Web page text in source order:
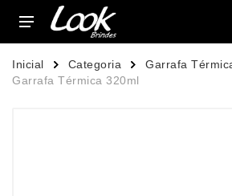
Inicial Categoria
Garrafa
Garrafa Térmica 320ml